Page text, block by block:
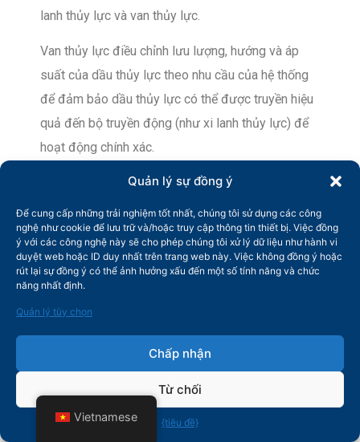
Quản lý sự đồng ý
Để cung cấp những trải nghiệm tốt nhất, chúng tôi sử dụng các công
nghệ như cookie để lưu trữ và/hoặc truy cập thông tin thiết bị. Việc đồng
ý với các công nghệ này sẽ cho phép chúng tôi xử lý dữ liệu như hành vi
duyệt web hoặc ID duy nhất trên trang web này. Việc không đồng ý hoặc
rút lại sự đồng ý có thể ảnh hưởng xấu đến một số tính năng và chức
năng nhất định.
Quản lý tùy chọn
Chấp nhận
Từ chối
{tiêu đề}
lanh thủy lực và van thủy lực.
Van thủy lực điều chỉnh lưu lượng, hướng và áp
suất của dầu thủy lực theo nhu cầu của hệ thống
để đảm bảo dầu thủy lực có thể được truyền hiệu
quả đến bộ truyền động (như xi lanh thủy lực) để
hoạt động chính xác.
Xi lanh thủy lực tạo ra chuyển động tuyến tính dưới
tác động của dầu thủy lực, chẳng hạn như điều
chỉnh áp suất giữa các con lăn hoặc điều chỉnh
khe hở giữa các con lăn. Hệ thống thủy lực có thể
điều chỉnh chính xác áp suất và vị trí theo độ dày
Sau khi hoàn thành nhiệm vụ, dầu thủy lực trở về
thùng chứa, đồng thời theo dõi nhiệt độ và mức
dầu trong hệ thống để đảm bảo tính ổn định của
hệ thống thủy lực.
Vietnamese